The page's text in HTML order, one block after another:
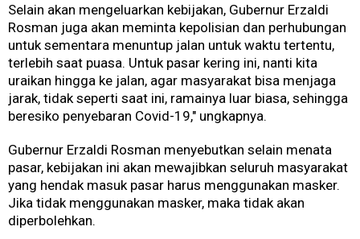
Selain akan mengeluarkan kebijakan, Gubernur Erzaldi
Rosman juga akan meminta kepolisian dan perhubungan
untuk sementara menuntup jalan untuk waktu tertentu,
terlebih saat puasa. Untuk pasar kering ini, nanti kita
uraikan hingga ke jalan, agar masyarakat bisa menjaga
jarak, tidak seperti saat ini, ramainya luar biasa, sehingga
beresiko penyebaran Covid-19," ungkapnya.
Gubernur Erzaldi Rosman menyebutkan selain menata
pasar, kebijakan ini akan mewajibkan seluruh masyarakat
yang hendak masuk pasar harus menggunakan masker.
Jika tidak menggunakan masker, maka tidak akan
diperbolehkan.